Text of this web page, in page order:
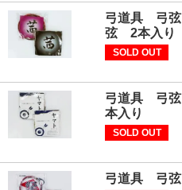
弓道具 弓弦
弦 2本入り
SOLD OUT
弓道具 弓
本入り
SOLD OUT
弓道具 弓